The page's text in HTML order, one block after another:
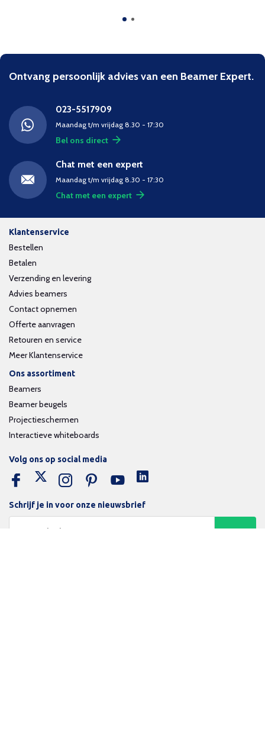
Ontvang persoonlijk advies van een Beamer Expert.
023-5517909
Maandag t/m vrijdag 8.30 - 17:30
Bel ons direct
Chat met een expert
Maandag t/m vrijdag 8.30 - 17:30
Chat met een expert
Klantenservice
Bestellen
Betalen
Verzending en levering
Advies beamers
Contact opnemen
Offerte aanvragen
Retouren en service
Meer Klantenservice
Ons assortiment
Beamers
Beamer beugels
Projectieschermen
Interactieve whiteboards
Schrijf je in voor onze nieuwsbrief
Volg ons op social media